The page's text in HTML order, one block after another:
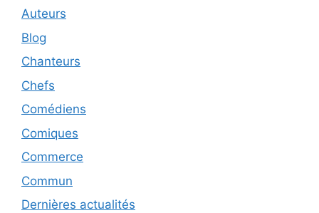
Auteurs
Blog
Chanteurs
Chefs
Comédiens
Comiques
Commerce
Commun
Dernières actualités